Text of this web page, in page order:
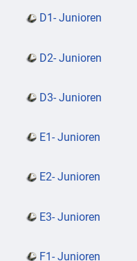
D1- Junioren
D2- Junioren
D3- Junioren
E1- Junioren
E2- Junioren
E3- Junioren
F1- Junioren